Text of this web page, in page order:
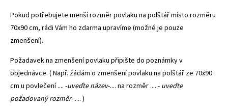
Pokud potřebujete menší rozměr povlaku na polštář místo rozměru
70x90 cm, rádi Vám ho zdarma upravíme (možné je pouze
zmenšení).
Požadavek na zmenšení povlaku připište do poznámky v
objednávce. ( Např. žádám o zmenšení povlaku na polštář ze 70x90
cm u povlečení .... -uveďte název-.... na rozměr .... - uveďte
požadovaný rozměr-..... )